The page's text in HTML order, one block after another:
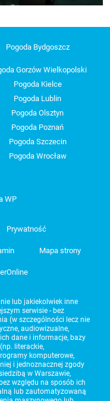
Pogoda Bydgoszcz
Gorzów Wielkopolski
Pogoda Kielce
Pogoda Lublin
Pogoda Olsztyn
Pogoda Poznań
Pogoda Szczecin
Pogoda Wrocław
WP
Prywatność
Mapa strony
lub jakiekolwiek inne
serwisie - bez
(w szczególności lecz nie
audiowizualne,
dane i informacje, bazy
literackie,
komputerowe,
i jednoznacznej zgody
w Warszawie,
względu na sposób ich
lub zautomatyzowaną